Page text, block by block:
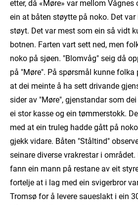
etter, då «Møre» var mellom Vågnes
ein at båten støytte på noko. Det
støyt. Det var mest som ein så vidt
botnen. Farten vart sett ned, men
noko på sjøen. "Blomvåg" seig då
på "Møre". På spørsmål kunne
at dei meinte å ha sett drivande
sider av "Møre", gjenstandar som
ei stor kasse og ein tømmerstokk.
med at ein truleg hadde gått på
gjekk vidare. Båten "Ståltind"
seinare diverse vrakrestar i
fann ein mann på restane av eit
fortelje at i lag med ein svigerbror
Tromsø for å levere saueslakt i ein